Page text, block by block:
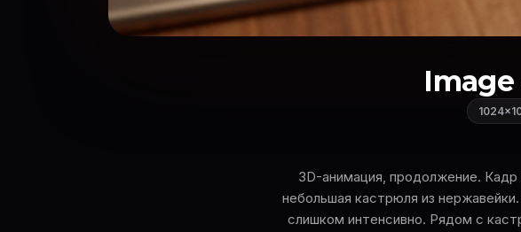
Image
3D-анимация, продолжение.
небольшая кастрюля из
слишком интенсивно. Рядом с